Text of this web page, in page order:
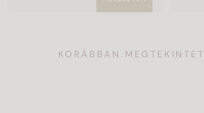
KORÁBBAN